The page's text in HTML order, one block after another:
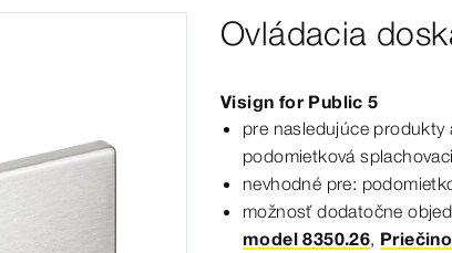
Ovládacia
Visign for Public 5
pre nasledujúce produkty
podomietková
nevhodné pre:
možnosť dodatočne
model 8350.26,